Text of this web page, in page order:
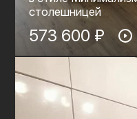
столешницей
573 600 ₽